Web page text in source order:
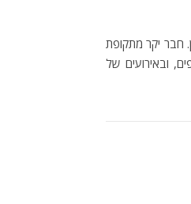
חבר יקר מתקופת
ובאירועים של